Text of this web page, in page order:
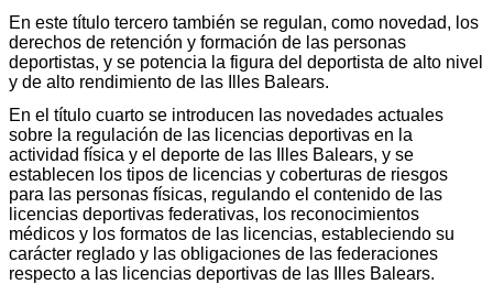
En este título tercero también se regulan, como novedad, los
derechos de retención y formación de las personas
deportistas, y se potencia la figura del deportista de alto nivel
y de alto rendimiento de las Illes Balears.
En el título cuarto se introducen las novedades actuales
sobre la regulación de las licencias deportivas en la
actividad física y el deporte de las Illes Balears, y se
establecen los tipos de licencias y coberturas de riesgos
para las personas físicas, regulando el contenido de las
licencias deportivas federativas, los reconocimientos
médicos y los formatos de las licencias, estableciendo su
carácter reglado y las obligaciones de las federaciones
respecto a las licencias deportivas de las Illes Balears.